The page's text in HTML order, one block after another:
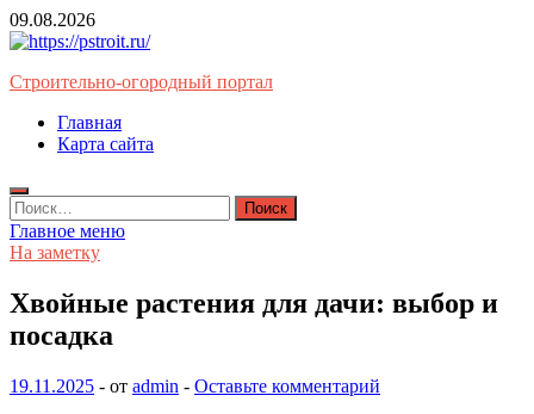
Перейти
к
09.08.2026
Строительно-огородный портал
Главная
Карта сайта
Найти:
Главное меню
На заметку
Хвойные растения для дачи: выбор и
посадка
19.11.2025 - от admin - Оставьте комментарий